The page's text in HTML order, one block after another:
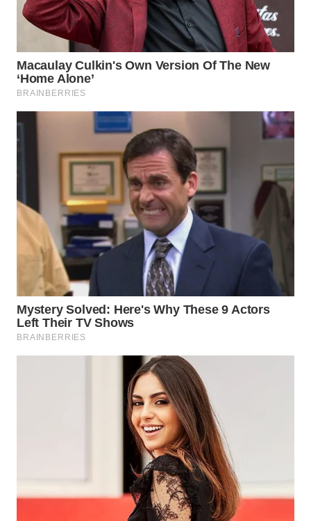
WN
SOLO
WN
MADURA
SURABAYA
WN
NATUNA
WN
BINTAN
MANDALIKA
WN